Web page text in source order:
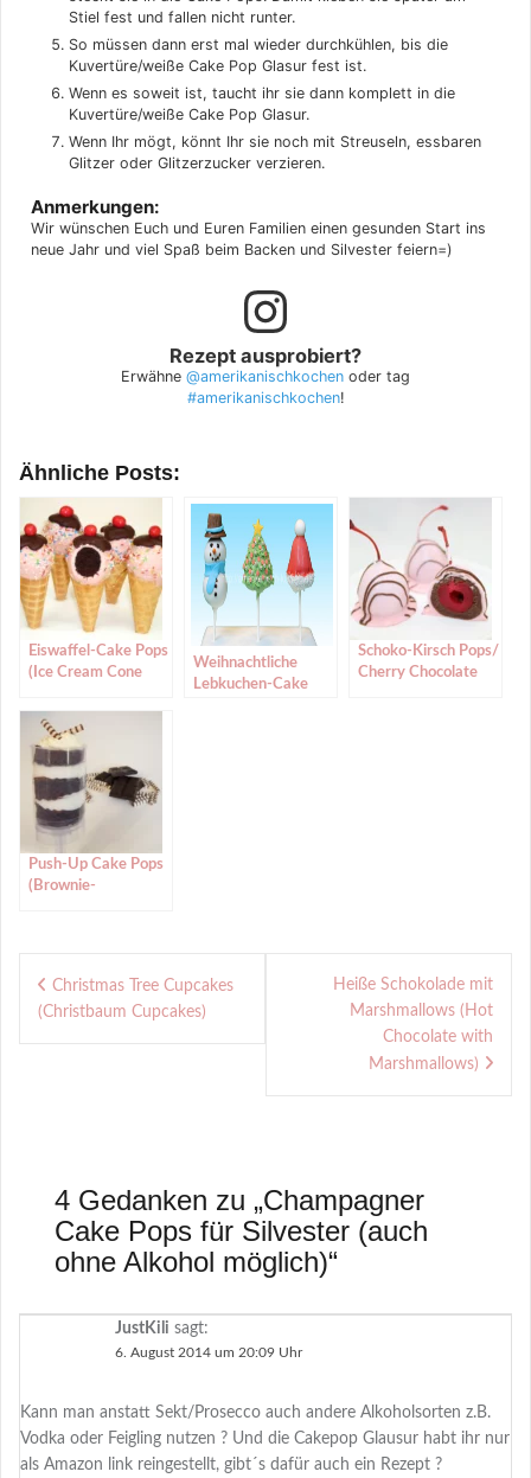
Stiel fest und fallen nicht runter.
So müssen dann erst mal wieder durchkühlen, bis die
Kuvertüre/weiße Cake Pop Glasur fest ist.
Wenn es soweit ist, taucht ihr sie dann komplett in die
Kuvertüre/weiße Cake Pop Glasur.
Wenn Ihr mögt, könnt Ihr sie noch mit Streuseln, essbaren
Glitzer oder Glitzerzucker verzieren.
Anmerkungen:
Wir wünschen Euch und Euren Familien einen gesunden Start ins
neue Jahr und viel Spaß beim Backen und Silvester feiern=)
Rezept ausprobiert?
Erwähne @amerikanischkochen oder tag
#amerikanischkochen!
Ähnliche Posts:
Eiswaffel-Cake Pops
(Ice Cream Cone
Weihnachtliche
Lebkuchen-Cake
Schoko-Kirsch Pops/
Cherry Chocolate
Push-Up Cake Pops
(Brownie-
Beitragsnavigation
Christmas Tree Cupcakes
(Christbaum Cupcakes)
Heiße Schokolade mit
Marshmallows (Hot
Chocolate with
Marshmallows)
4 Gedanken zu „Champagner
Cake Pops für Silvester (auch
ohne Alkohol möglich)“
JustKili sagt:
6. August 2014 um 20:09 Uhr
Kann man anstatt Sekt/Prosecco auch andere Alkoholsorten z.B.
Vodka oder Feigling nutzen ? Und die Cakepop Glausur habt ihr nur
als Amazon link reingestellt, gibt´s dafür auch ein Rezept ?